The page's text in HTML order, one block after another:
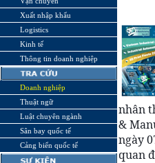
Xuất nhập khẩu
Logistics
Kinh tế
Thông tin doanh nghiệp
Doanh nghiệp
Thuật ngữ
Luật chuyên ngành
Sân bay quốc tế
Cảng biển quốc tế
nhân
&
ngày
quan